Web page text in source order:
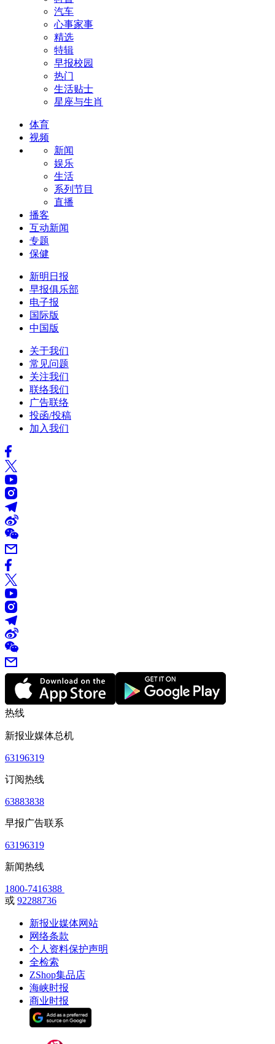
汽车
心事家事
精选
特辑
早报校园
热门
生活贴士
星座与生肖
体育
视频
新闻
娱乐
生活
系列节目
直播
播客
互动新闻
专题
保健
新明日报
早报俱乐部
电子报
国际版
中国版
关于我们
常见问题
关注我们
联络我们
广告联络
投函/投稿
加入我们
热线
新报业媒体总机
63196319
订阅热线
63883838
早报广告联系
63196319
新闻热线
1800-7416388
或 92288736
新报业媒体网站
网络条款
个人资料保护声明
全检索
ZShop集品店
海峡时报
商业时报